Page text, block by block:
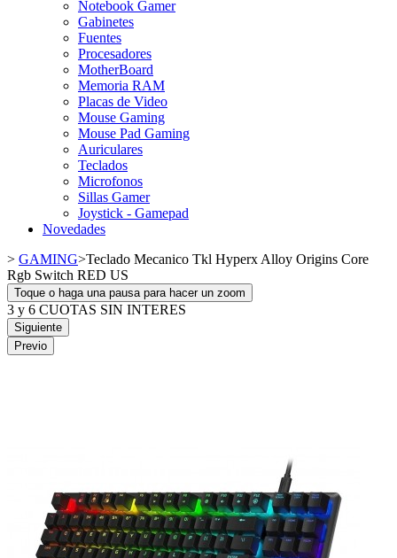
Notebook Gamer
Gabinetes
Fuentes
Procesadores
MotherBoard
Memoria RAM
Placas de Video
Mouse Gaming
Mouse Pad Gaming
Auriculares
Teclados
Microfonos
Sillas Gamer
Joystick - Gamepad
Novedades
> GAMING>Teclado Mecanico Tkl Hyperx Alloy Origins Core
Rgb Switch RED US
Toque o haga una pausa para hacer un zoom
3 y 6 CUOTAS SIN INTERES
Siguiente
Previo